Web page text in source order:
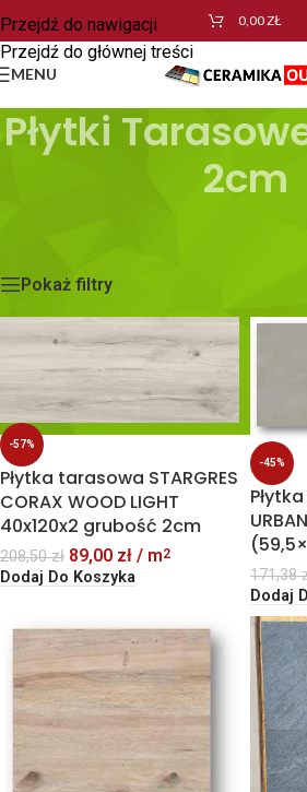
Przejdź do nawigacji
Przejdź do głównej treści
0,00ZŁ
MENU
Płytki
2cm
Pokaż filtry
-57%
Płytka tarasowa STARGRES
CORAX WOOD LIGHT
40x120x2 grubość 2cm
208,50zł 89,00 zł / m2
Dodaj Do Koszyka
-45%
171,38
Dodaj